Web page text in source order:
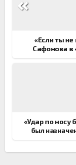
по
«Если ты
Сафонова в
«Удар по носу
был